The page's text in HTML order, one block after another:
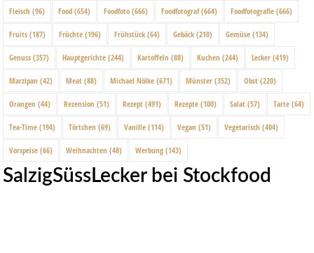
Fleisch (96) Food (654) Foodfoto (666) Foodfotograf(664) Foodfotografie (666)
Fruits (187) Früchte (196) Frühstück (64) Gebäck (210) Gemüse (134)
Genuss (357) Hauptgerichte (244) Kartoffeln (88) Kuchen (244) Lecker (419)
Marzipan (42) Meat (88) Michael Nölke (671) Münster (352) Obst (220)
Orangen (44) Rezension (51) Rezept (491) Rezepte (100) Salat (57) Tarte (64)
Tea-Time (194) Törtchen (69) Vanille (114) Vegan (51) Vegetarisch (404)
Vorspeise (66) Weihnachten (48) Werbung (143)
SalzigSüssLecker bei Stockfood